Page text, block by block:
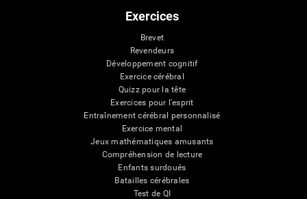
Exercices
Brevet
Revendeurs
Développement cognitif
Exercice cérébral
Quizz pour la tête
Exercices pour l'esprit
Entraînement cérébral personnalisé
Exercice mental
Jeux mathématiques amusants
Compréhension de lecture
Enfants surdoués
Batailles cérébrales
Test de QI